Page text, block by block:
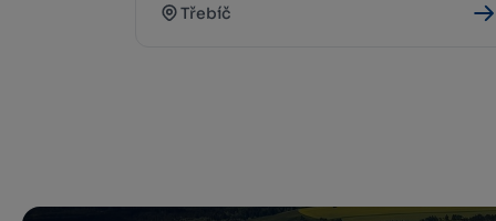
Třebíč